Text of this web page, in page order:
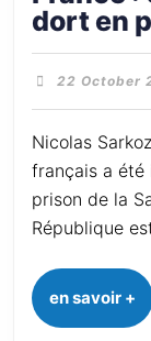
dort en
22 October
Nicolas Sarkozy mis en prison. L’ancien président
français a été
prison de la
République
en savoir +